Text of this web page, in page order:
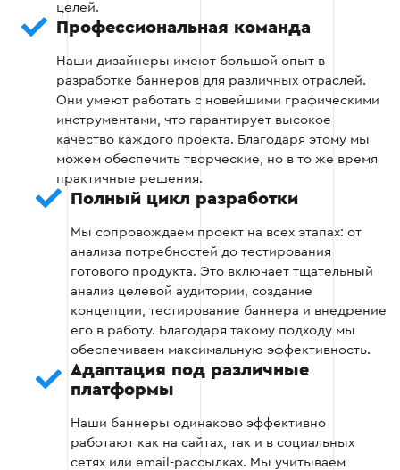
Обработка деталей.
Этап 2
Этап 3: Создание баннера
После утверждения концепции дизайнер
приступает к непосредственному созданию
баннера. Используются современные
графические инструменты, чтобы обеспечить
высокое качество работы.
Изготовление баннера для сайта в
соответствии с техническим заданием.
Интеграция интерактивных элементов (при
необходимости).
целей.
Профессиональная команда
Наши дизайнеры имеют большой опыт в
разработке баннеров для различных отраслей.
Они умеют работать с новейшими графическими
инструментами, что гарантирует высокое
качество каждого проекта. Благодаря этому мы
можем обеспечить творческие, но в то же время
практичные решения.
Полный цикл разработки
Мы сопровождаем проект на всех этапах: от
анализа потребностей до тестирования
готового продукта. Это включает тщательный
анализ целевой аудитории, создание
концепции, тестирование баннера и внедрение
его в работу. Благодаря такому подходу мы
обеспечиваем максимальную эффективность.
Адаптация под различные
платформы
Наши баннеры одинаково эффективно
работают как на сайтах, так и в социальных
сетях или email-рассылках. Мы учитываем